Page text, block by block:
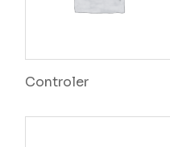
Controler